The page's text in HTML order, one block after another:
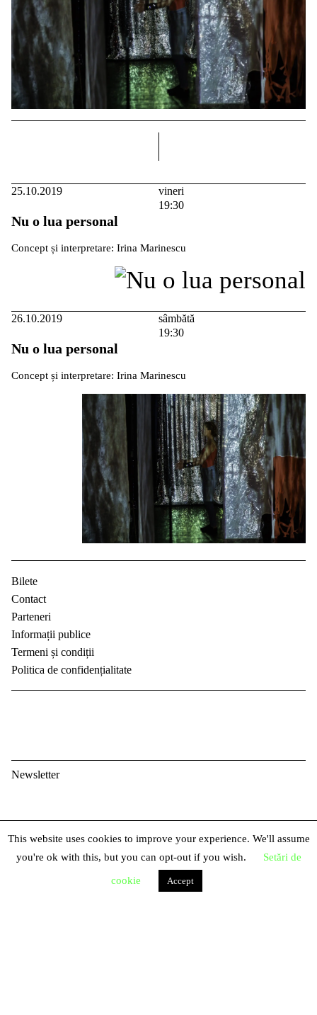
25.10.2019
vineri
19:30
Nu o lua personal
Concept și interpretare: Irina Marinescu
26.10.2019
sâmbătă
19:30
Nu o lua personal
Concept și interpretare: Irina Marinescu
Bilete
Contact
Parteneri
Informații publice
Termeni și condiții
Politica de confidențialitate
Newsletter
E
m
P
This website uses cookies to improve your experience. We'll assume
you're ok with this, but you can opt-out if you wish.
Setări de
cookie Accept